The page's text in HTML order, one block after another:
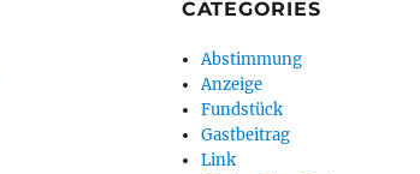
CATEGORIES
Abstimmung
Anzeige
Fundstück
Gastbeitrag
Link